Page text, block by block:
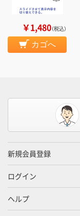
￥1,480（税込）
カゴへ
新規会員登録
ログイン
ヘルプ